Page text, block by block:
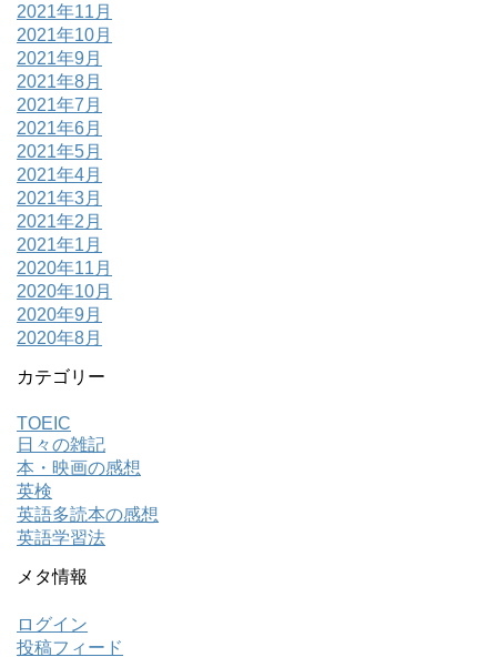
2021年11月
2021年10月
2021年9月
2021年8月
2021年7月
2021年6月
2021年5月
2021年4月
2021年3月
2021年2月
2021年1月
2020年11月
2020年10月
2020年9月
2020年8月
カテゴリー
TOEIC
日々の雑記
本・映画の感想
英検
英語多読本の感想
英語学習法
メタ情報
ログイン
投稿フィード